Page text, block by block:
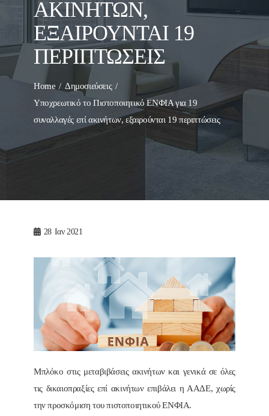
ΑΚΙΝΉΤΩΝ,
ΕΞΑΙΡΟΎΝΤΑΙ 19
ΠΕΡΙΠΤΏΣΕΙΣ
Home
Δημοσιεύσεις
Υποχρεωτικό το Πιστοποιητικό ΕΝΦΙΑ για 19
συναλλαγές επί ακινήτων, εξαιρούνται 19 περιπτώσεις
28 Ιαν 2021
Μπλόκο στις μεταβιβάσεις ακινήτων και γενικά σε όλες
τις δικαιοπραξίες επί ακινήτων επιβάλει η ΑΑΔΕ, χωρίς
την προσκόμιση του πιστοποιητικού ΕΝΦΙΑ.